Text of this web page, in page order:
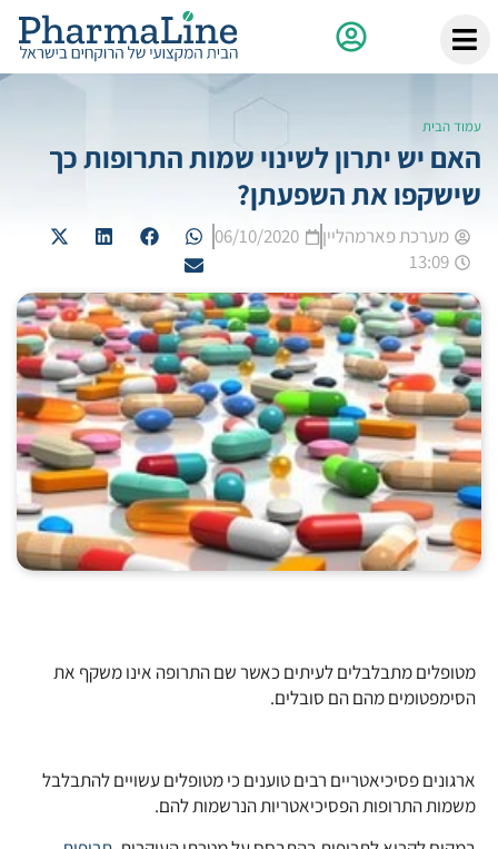
עמוד הבית
האם יש יתרון לשינוי שמות התרופות כך
שישקפו את השפעתן?
מערכת פארמהליין
06/10/2020
13:09
מטופלים מתבלבלים לעיתים כאשר שם התרופה אינו משקף את
הסימפטומים מהם הם סובלים.
ארגונים פסיכיאטריים רבים טוענים כי מטופלים עשויים להתבלבל
משמות התרופות הפסיכיאטריות הנרשמות להם.